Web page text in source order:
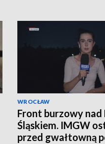
WROCŁAW
Front burzowy nad
Śląskiem. IMGW
przed gwałtowną